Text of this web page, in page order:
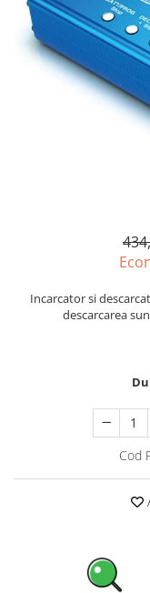
Panouri fotovoltaice
Panouri fotovoltaice
Sisteme prindere
fotovoltaice
PWM
Convertoare de
Pachete complete
Sisteme de Stocare
Sisteme fotovoltaice
Sisteme fotovoltaice
mica (rulota/caravan/
Pachete sisteme
Statii de incarcare
Incarcator si
descarcarea
Cod